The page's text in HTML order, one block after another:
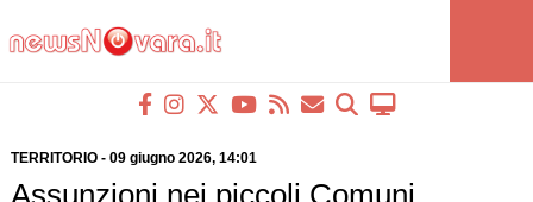
TERRITORIO- 09 giugno 2026, 14:01
Assunzioni nei piccoli Comuni,